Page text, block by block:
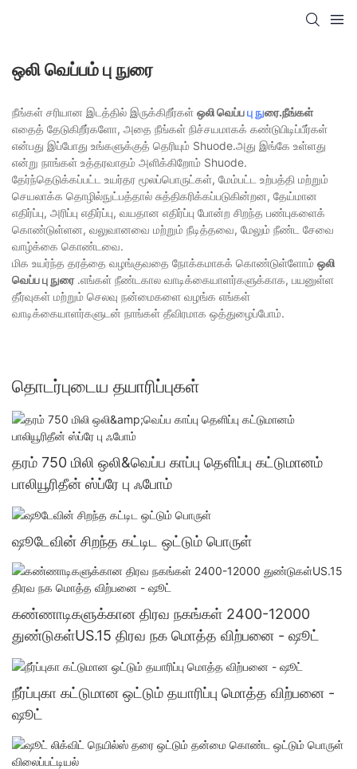
ஒலி வெப்பம் பு நுரை
நீங்கள் சரியான இடத்தில் இருக்கிறீர்கள் ஒலி வெப்பபு நுரை.நீங்கள்
எதைத் தேடுகிறீர்களோ, அதை நீங்கள் நிச்சயமாகக் கண்டுபிடிப்பீர்கள்
என்பது இப்போது உங்களுக்குத் தெரியும் Shuode.அது இங்கே உள்ளது
என்று நாங்கள் உத்தரவாதம் அளிக்கிறோம் Shuode.
தேர்ந்தெடுக்கப்பட்ட உயர்தர மூலப்பொருட்கள், மேம்பட்ட உற்பத்தி மற்றும்
செயலாக்க தொழில்நுட்பத்தால் சுத்திகரிக்கப்படுகின்றன, தேய்மான
எதிர்ப்பு, அரிப்பு எதிர்ப்பு, வயதான எதிர்ப்பு போன்ற சிறந்த பண்புகளைக்
கொண்டுள்ளன, வலுவானவை மற்றும் நீடித்தவை, மேலும் நீண்ட சேவை
வாழ்க்கை கொண்டவை.
மிக உயர்ந்த தரத்தை வழங்குவதை நோக்கமாகக் கொண்டுள்ளோம் ஒலி
வெப்ப பு நுரை.எங்கள் நீண்டகால வாடிக்கையாளர்களுக்காக, பயனுள்ள
தீர்வுகள் மற்றும் செலவு நன்மைகளை வழங்க எங்கள்
வாடிக்கையாளர்களுடன் நாங்கள் தீவிரமாக ஒத்துழைப்போம்.
தொடர்புடைய தயாரிப்புகள்
தரம் 750 மிலி ஒலி&வெப்ப காப்பு தெளிப்பு கட்டுமானம்
பாலியூரிதீன் ஸ்ப்ரே பு ஃபோம்
ஷூடேவின் சிறந்த கட்டிட ஒட்டும் பொருள்
கண்ணாடிகளுக்கான திரவ நகங்கள் 2400-12000
துண்டுகள்US.15 திரவ நக மொத்த விற்பனை - ஷூட்
நீர்ப்புகா கட்டுமான ஒட்டும் தயாரிப்பு மொத்த விற்பனை -
ஷூட்